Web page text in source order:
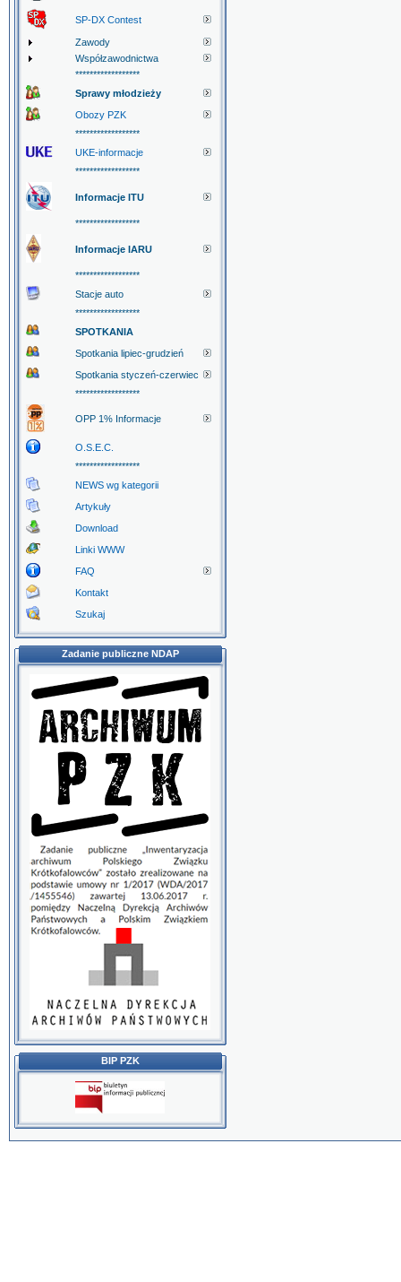
SP-DX Contest
Zawody
Współzawodnictwa
******************
Sprawy młodzieży
Obozy PZK
******************
UKE-informacje
******************
Informacje ITU
******************
Informacje IARU
******************
Stacje auto
******************
SPOTKANIA
Spotkania lipiec-grudzień
Spotkania styczeń-czerwiec
******************
OPP 1% Informacje
O.S.E.C.
******************
NEWS wg kategorii
Artykuły
Download
Linki WWW
FAQ
Kontakt
Szukaj
Zadanie publiczne NDAP
BIP PZK